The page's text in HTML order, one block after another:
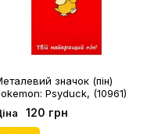
значок (пін)
Psyduck, (10961)
120 грн